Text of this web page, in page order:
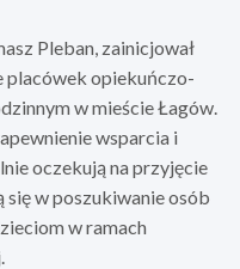
Pleban, zainicjował
placówek opiekuńczo-
w mieście Łagów.
wsparcia i
oczekują na przyjęcie
się w poszukiwanie osób
w ramach